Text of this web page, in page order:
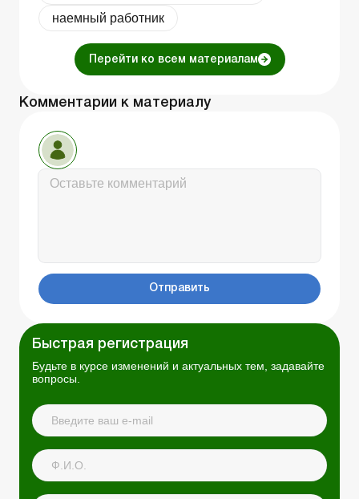
наемный работник
Перейти ко всем материалам
Комментарии к материалу
Отправить
Быстрая регистрация
Будьте в курсе изменений и актуальных тем, задавайте
вопросы.